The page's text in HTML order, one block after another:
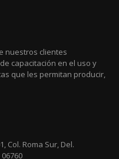
nuestros clientes
capacitación en el uso y
que les permitan producir,
Col. Roma Sur, Del.